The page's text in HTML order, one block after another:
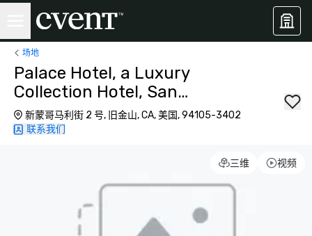
场地
Palace Hotel, a Luxury
Collection Hotel, San
Francisco
新蒙哥马利街 2 号, 旧金山, CA, 美国, 94105-3402
联系我们
三维 视频